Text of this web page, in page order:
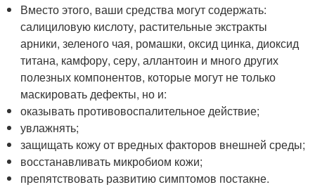
Вместо этого, ваши средства могут содержать:
салициловую кислоту, растительные экстракты
арники, зеленого чая, ромашки, оксид цинка, диоксид
титана, камфору, серу, аллантоин и много других
полезных компонентов, которые могут не только
маскировать дефекты, но и:
оказывать противовоспалительное действие;
увлажнять;
защищать кожу от вредных факторов внешней среды;
восстанавливать микробиом кожи;
препятствовать развитию симптомов постакне.